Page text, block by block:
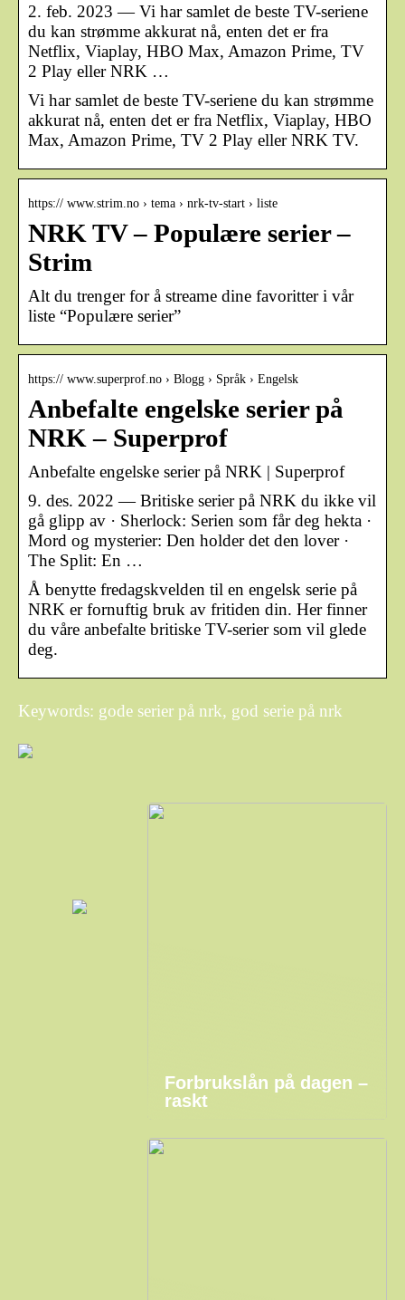
2. feb. 2023 — Vi har samlet de beste TV-seriene
du kan strømme akkurat nå, enten det er fra
Netflix, Viaplay, HBO Max, Amazon Prime, TV
2 Play eller NRK …
Vi har samlet de beste TV-seriene du kan strømme
akkurat nå, enten det er fra Netflix, Viaplay, HBO
Max, Amazon Prime, TV 2 Play eller NRK TV.
https:// www.strim.no › tema › nrk-tv-start › liste
NRK TV – Populære serier –
Strim
Alt du trenger for å streame dine favoritter i vår
liste “Populære serier”
https:// www.superprof.no › Blogg › Språk › Engelsk
Anbefalte engelske serier på
NRK – Superprof
Anbefalte engelske serier på NRK | Superprof
9. des. 2022 — Britiske serier på NRK du ikke vil
gå glipp av · Sherlock: Serien som får deg hekta ·
Mord og mysterier: Den holder det den lover ·
The Split: En …
Å benytte fredagskvelden til en engelsk serie på
NRK er fornuftig bruk av fritiden din. Her finner
du våre anbefalte britiske TV-serier som vil glede
deg.
Keywords: gode serier på nrk, god serie på nrk
Forbrukslån på dagen –
raskt